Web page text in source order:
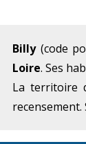
Billy(code
Loire. Ses
La territoire